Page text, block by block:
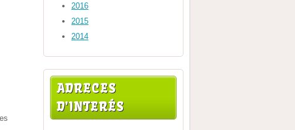
2016
2015
2014
ADRECES
D'INTERÉS